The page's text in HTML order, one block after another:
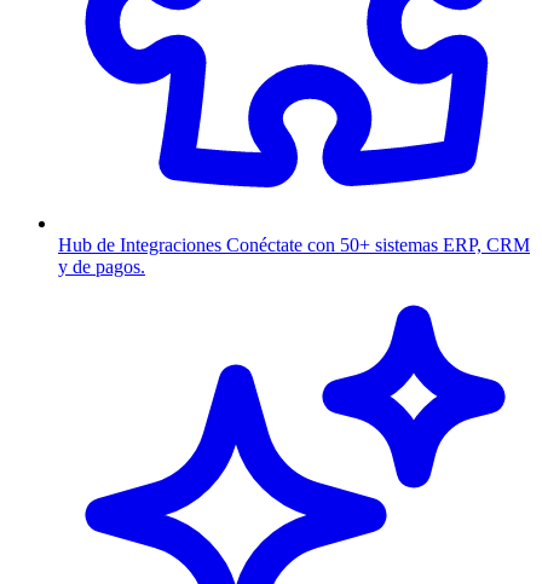
Hub de Integraciones Conéctate con 50+ sistemas ERP, CRM
y de pagos.